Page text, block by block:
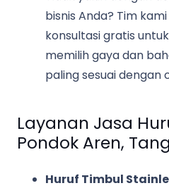
bisnis Anda? Tim
konsultasi gratis
memilih gaya dan
paling sesuai dengan
Layanan Jasa
Pondok Aren,
Huruf Timbul